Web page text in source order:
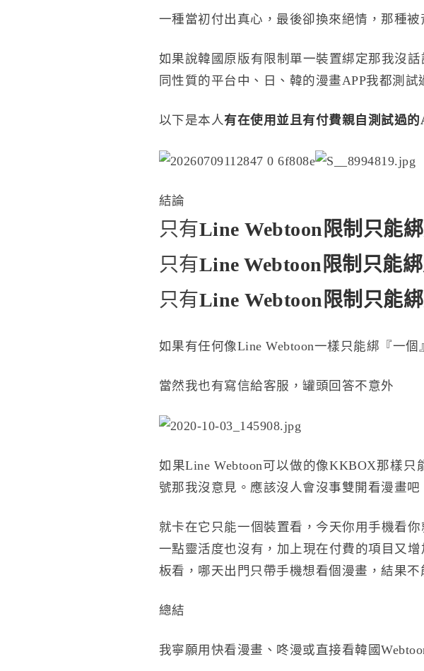
一種當初付出真心，最後卻換來絕情，那種被
如果說韓國原版有限制單一裝置綁定那我沒
同性質的平台中、日、韓的漫畫APP我都測試
以下是本人有在使用並且有付費親自測試過的
結論
只有Line Webtoon限制只能
只有LineWebtoon限制只能
只有Line Webtoon限制只能
如果有任何像Line Webtoon一樣只能綁『一
當然我也有寫信給客服，罐頭回答不意外
如果Line Webtoon可以做的像KKBOX那樣
號那我沒意見。應該沒人會沒事雙開看漫畫吧
就卡在它只能一個裝置看，今天你用手機看
一點靈活度也沒有，加上現在付費的項目又
板看，哪天出門只帶手機想看個漫畫，結果
總結
我寧願用快看漫畫、咚漫或直接看韓國